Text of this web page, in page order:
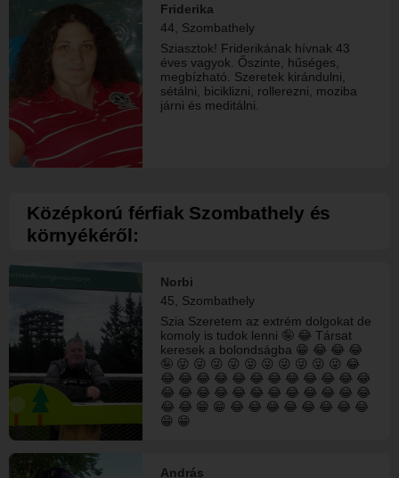
olykor félt, de mindig csak álmodott.
Akit szeretek.., sose bántanám,
mellettük állok...velük vagyok.. és
leszek. :)
Friderika
44, Szombathely
Sziasztok! Friderikának hívnak 43
éves vagyok. Őszinte, hűséges,
megbízható. Szeretek kirándulni,
sétálni, biciklizni, rollerezni, moziba
járni és meditálni.
Középkorú férfiak Szombathely és
környékéről:
Norbi
45, Szombathely
Szia Szeretem az extrém dolgokat de
komoly is tudok lenni 🤪 😂 Társat
keresek a bolondságba 😁 😂 😂 😂
🤪 😜 😜 😜 😜 😜 😜 😜 😜 😜 😜 😂
😂 😂 😂 😂 😂 😂 😂 😂 😂 😂 😂 😂
😂 😂 😂 😂 😂 😂 😂 😂 😂 😂 😂 😂
😂 😂 😁 😁 😂 😂 😂 😂 😂 😂 😂 😂
😁 😁
András